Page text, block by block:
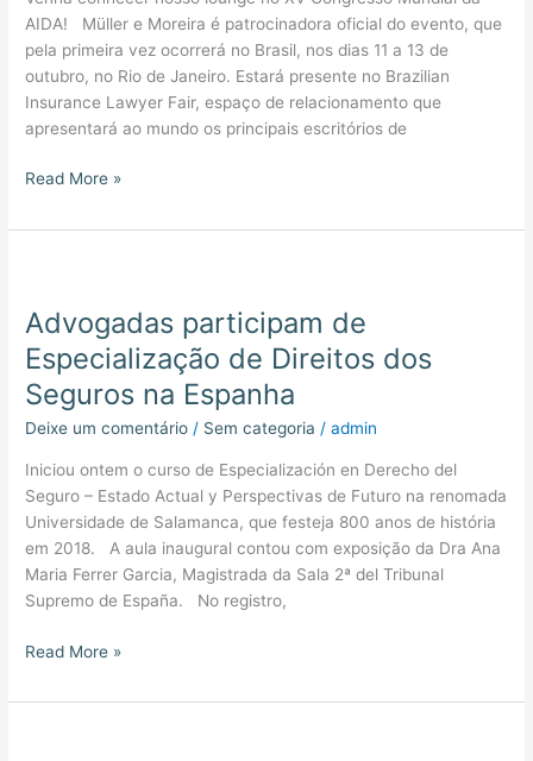
AIDA! Müller e Moreira é patrocinadora oficial do evento, que
pela primeira vez ocorrerá no Brasil, nos dias 11 a 13 de
outubro, no Rio de Janeiro. Estará presente no Brazilian
Insurance Lawyer Fair, espaço de relacionamento que
apresentará ao mundo os principais escritórios de
com
sede
no
Rio
de
Read More »
Advogadas participam de
Especialização de Direitos dos
Seguros na Espanha
Deixe um comentário / Sem categoria /admin
Iniciou ontem o curso de Especialización en Derecho del
Seguro – Estado Actual y Perspectivas de Futuro na renomada
Universidade de Salamanca, que festeja 800 anos de história
em 2018. A aula inaugural contou com exposição da Dra Ana
Maria Ferrer Garcia, Magistrada da Sala 2ª del Tribunal
Supremo de España. No registro,
de
Especialização
de
Direitos
dos
na
Espanha
Read More »